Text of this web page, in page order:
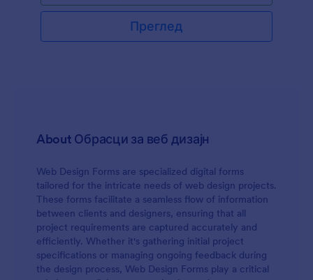
Преглед
About Обрасци за веб дизајн
Web Design Forms are specialized digital forms
tailored for the intricate needs of web design projects.
These forms facilitate a seamless flow of information
between clients and designers, ensuring that all
project requirements are captured accurately and
efficiently. Whether it's gathering initial project
specifications or managing ongoing feedback during
the design process, Web Design Forms play a critical